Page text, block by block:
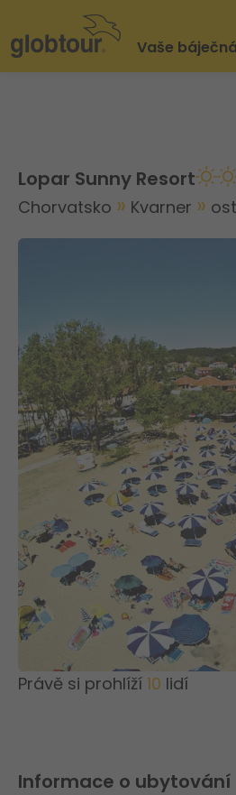
Vaše
Lopar Sunny Resort
Chorvatsko Kvarner
Právě si prohlíží 10 lidí
Informace o ubytování